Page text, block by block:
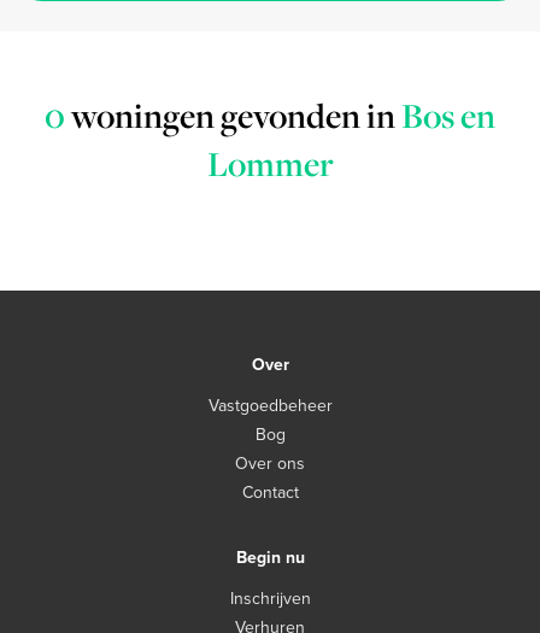
0woningen gevonden inBos en
Lommer
Over
Vastgoedbeheer
Bog
Over ons
Contact
Begin nu
Inschrijven
Verhuren